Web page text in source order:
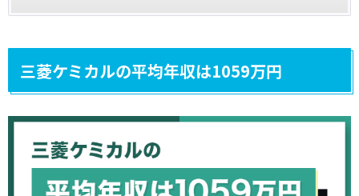
三菱ケミカルの平均年収は1059万円